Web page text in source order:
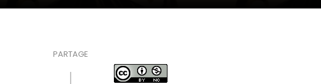
PARTAGE